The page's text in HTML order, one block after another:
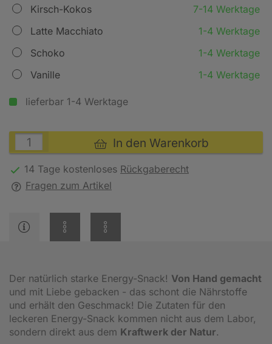
Kirsch-Kokos
7-14 Werktage
Latte Macchiato
1-4 Werktage
Schoko
1-4 Werktage
Vanille
1-4 Werktage
lieferbar 1-4 Werktage
In den Warenkorb
14 Tage kostenloses Rückgaberecht
Fragen zum Artikel
Der natürlich starke Energy-Snack! Von Hand gemacht
und mit Liebe gebacken - das schont die Nährstoffe
und erhält den Geschmack! Die Zutaten für den
leckeren Energy-Snack kommen nicht aus dem Labor,
sondern direkt aus dem Kraftwerk der Natur.